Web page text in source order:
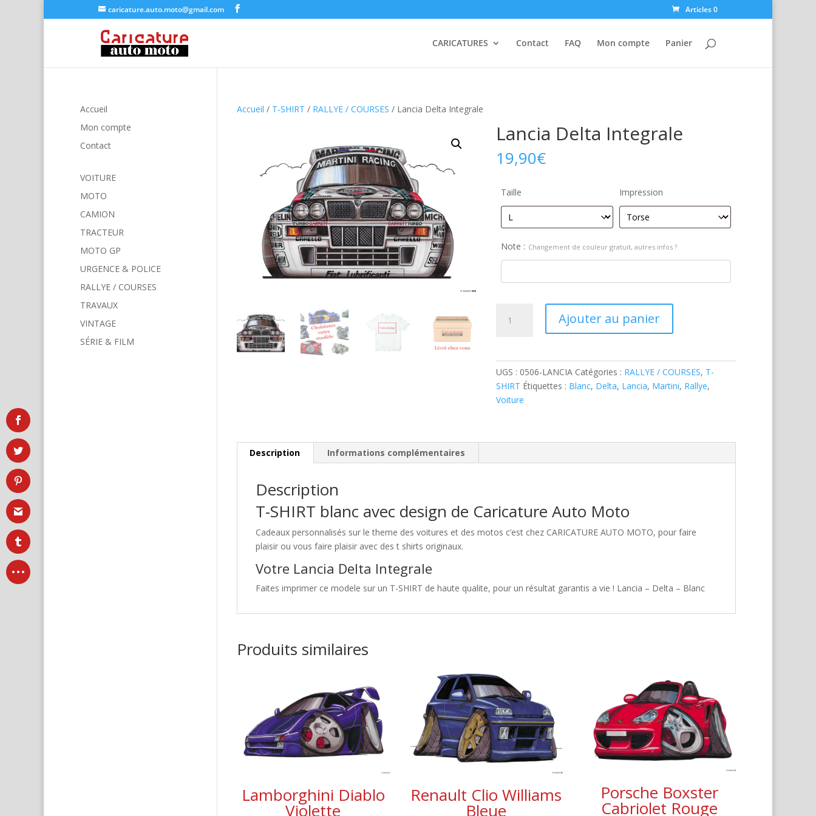
caricature.auto.moto@gmail.com Articles 0
CARICATURES Contact FAQ Mon compte Panier
Accueil / T-SHIRT / RALLYE / COURSES / Lancia Delta Integrale
Lancia Delta Integrale
19,90€
Taille Impression
Note : Changement de couleur gratuit, autres infos ?
Ajouter au panier
UGS : 0506-LANCIA Catégories : RALLYE / COURSES, T-
SHIRT Étiquettes : Blanc, Delta, Lancia, Martini, Rallye,
Voiture
Description Informations complémentaires
Description
T-SHIRT blanc avec design de Caricature Auto Moto
Cadeaux personnalisés sur le theme des voitures et des motos c’est chez CARICATURE AUTO MOTO, pour faire
plaisir ou vous faire plaisir avec des t shirts originaux.
Votre Lancia Delta Integrale
Faites imprimer ce modele sur un T-SHIRT de haute qualite, pour un résultat garantis a vie ! Lancia – Delta – Blanc
Produits similaires
Lamborghini Diablo
Violette
Renault Clio Williams
Bleue
Porsche Boxster
Cabriolet Rouge
Accueil
Mon compte
Contact
VOITURE
MOTO
CAMION
TRACTEUR
MOTO GP
URGENCE & POLICE
RALLYE / COURSES
TRAVAUX
VINTAGE
SÉRIE & FILM